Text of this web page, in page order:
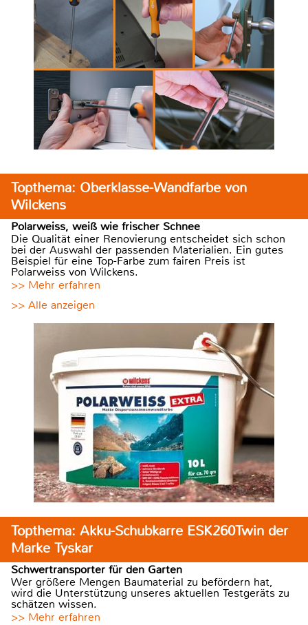
Topthema: Oberklasse-Wandfarbe von
Wilckens
Polarweiss, weiß wie frischer Schnee
Die Qualität einer Renovierung entscheidet sich schon
bei der Auswahl der passenden Materialien. Ein gutes
Beispiel für eine Top-Farbe zum fairen Preis ist
Polarweiss von Wilckens.
>> Mehr erfahren
>> Alle anzeigen
Topthema: Akku-Schubkarre ESK260Twin der
Marke Tyskar
Schwertransporter für den Garten
Wer größere Mengen Baumaterial zu befördern hat,
wird die Unterstützung unseres aktuellen Testgeräts zu
schätzen wissen.
>> Mehr erfahren